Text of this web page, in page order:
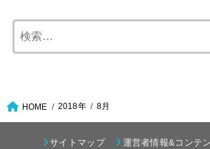
索:
HOME 2018年 8月
サイトマップ 運営者情報&コンテ